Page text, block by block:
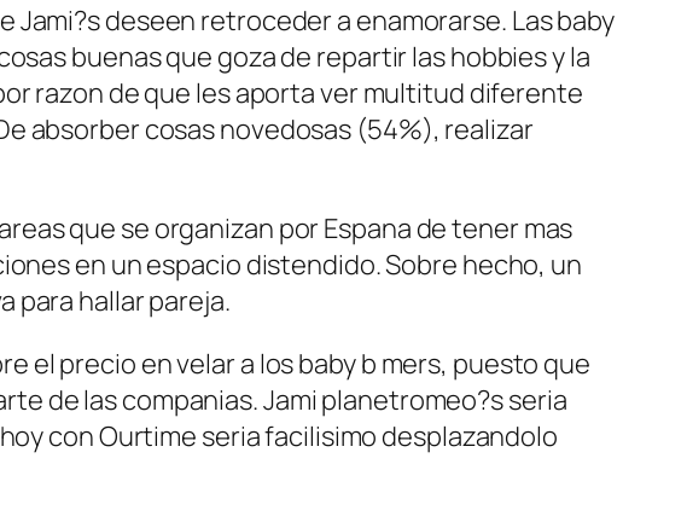
deseen retroceder a enamorarse. Las baby
buenas que goza de repartir las hobbies y la
razon de que les aporta ver multitud diferente
absorber cosas novedosas (54%), realizar
que se organizan por Espana de tener mas
en un espacio distendido. Sobre hecho, un
para hallar pareja.
el precio en velar a los baby b mers, puesto que
de las companias. Jami planetromeo?s seri­a
con Ourtime seri­a facilisimo desplazandolo